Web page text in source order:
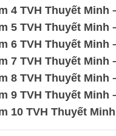
4 TVH Thuyết Minh
5 TVH Thuyết Minh
6 TVH Thuyết Minh
7 TVH Thuyết Minh
8 TVH Thuyết Minh
9 TVH Thuyết Minh
10 TVH Thuyết